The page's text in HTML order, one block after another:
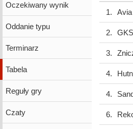
Oczekiwany wynik
Oddanie typu
Terminarz
Tabela
Reguły gry
Czaty
1.
2.
3.
4.
4.
6.